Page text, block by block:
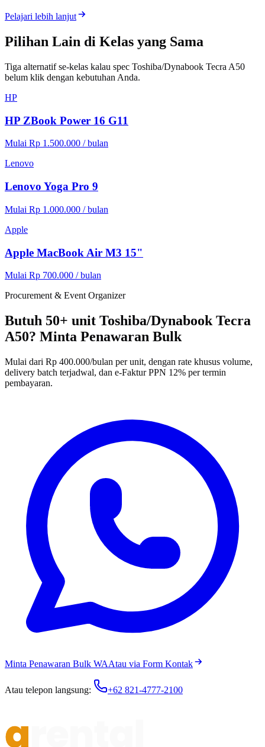
Pelajari lebih lanjut
Pilihan Lain di Kelas yang Sama
Tiga alternatif se-kelas kalau spec Toshiba/Dynabook Tecra A50
belum klik dengan kebutuhan Anda.
HP
HP ZBook Power 16 G11
Mulai Rp 1.500.000 / bulan
Lenovo
Lenovo Yoga Pro 9
Mulai Rp 1.000.000 / bulan
Apple
Apple MacBook Air M3 15"
Mulai Rp 700.000 / bulan
Procurement & Event Organizer
Butuh 50+ unit Toshiba/Dynabook Tecra
A50? Minta Penawaran Bulk
Mulai dari Rp 400.000/bulan per unit, dengan rate khusus volume,
delivery batch terjadwal, dan e-Faktur PPN 12% per termin
pembayaran.
Minta Penawaran Bulk WAAtau via Form Kontak
Atau telepon langsung: +62 821-4777-2100